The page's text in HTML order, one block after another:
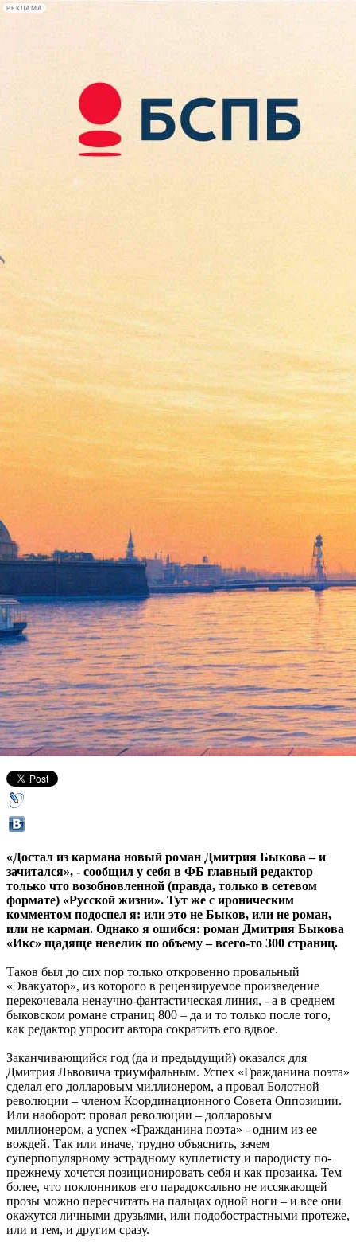
РЕКЛАМА
Сегодня:
2026.08.07
18:43
Афиша Plus
О литературе с Виктором
Топоровым: «Гражданин
писатель» и его двойники
07 ноября 2012,20:25 Версия для печати
«Достал из кармана новый роман Дмитрия Быкова – и
зачитался», - сообщил у себя в ФБ главный редактор
только что возобновленной (правда, только в сетевом
формате) «Русской жизни». Тут же с ироническим
комментом подоспел я: или это не Быков, или не роман,
или не карман. Однако я ошибся: роман Дмитрия Быкова
«Икс» щадяще невелик по объему – всего-то 300 страниц.
Таков был до сих пор только откровенно провальный
«Эвакуатор», из которого в рецензируемое произведение
перекочевала ненаучно-фантастическая линия, - а в среднем
быковском романе страниц 800 – да и то только после того,
как редактор упросит автора сократить его вдвое.
Заканчивающийся год (да и предыдущий) оказался для
Дмитрия Львовича триумфальным. Успех «Гражданина поэта»
сделал его долларовым миллионером, а провал Болотной
революции – членом Координационного Совета Оппозиции.
Или наоборот: провал революции – долларовым
миллионером, а успех «Гражданина поэта» - одним из ее
вождей. Так или иначе, трудно объяснить, зачем
суперпопулярному эстрадному куплетисту и пародисту по-
прежнему хочется позиционировать себя и как прозаика. Тем
более, что поклонников его парадоксально не иссякающей
прозы можно пересчитать на пальцах одной ноги – и все они
окажутся личными друзьями, или подобострастными протеже,
или и тем, и другим сразу.